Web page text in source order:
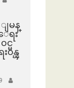
မန္
ရး
င္မ
၀န္ၾ